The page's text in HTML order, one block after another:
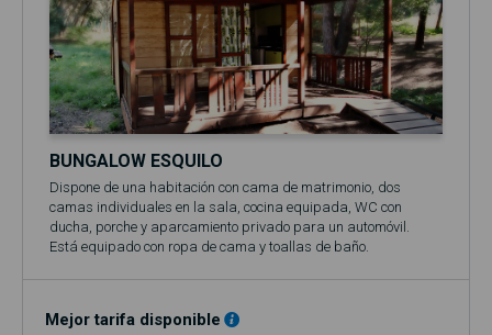
BUNGALOW ESQUILO
Dispone de una habitación con cama de matrimonio, dos
camas individuales en la sala, cocina equipada, WC con
ducha, porche y aparcamiento privado para un automóvil.
Está equipado con ropa de cama y toallas de baño.
No se admiten mascotas en el bungalow.
Mejor tarifa disponible